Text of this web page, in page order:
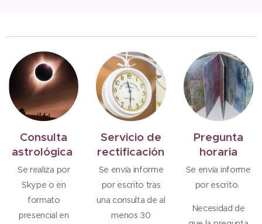
Consulta
astrológica
Se realiza por
Skype o en
formato
presencial en
Servicio de
rectificación
Se envía informe
por escrito tras
una consulta de al
menos 30
Pregunta
horaria
Se envía informe
por escrito.
Necesidad de